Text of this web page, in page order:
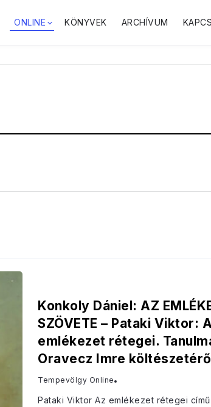
ONLINE KÖNYVEK ARCHÍVUM
Konkoly Dániel: AZ
SZÖVETE – Pataki Viktor:
emlékezet rétegei.
Oravecz Imre
Tempevölgy Online
Pataki Viktor Az emlékezet rétegei című